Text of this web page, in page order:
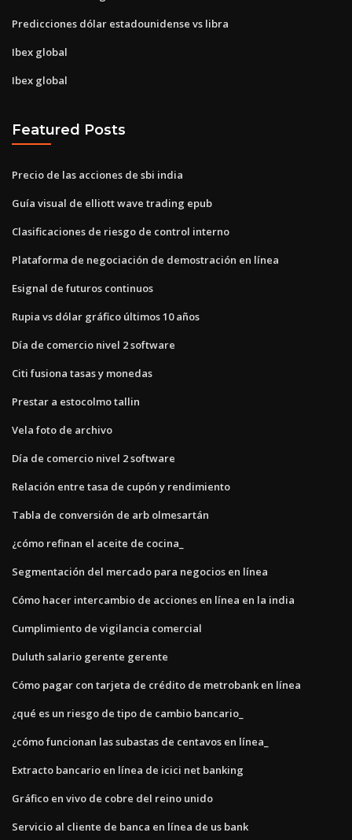
Predicciones dólar estadounidense vs libra
Ibex global
Ibex global
Featured Posts
Precio de las acciones de sbi india
Guía visual de elliott wave trading epub
Clasificaciones de riesgo de control interno
Plataforma de negociación de demostración en línea
Esignal de futuros continuos
Rupia vs dólar gráfico últimos 10 años
Día de comercio nivel 2 software
Citi fusiona tasas y monedas
Prestar a estocolmo tallin
Vela foto de archivo
Día de comercio nivel 2 software
Relación entre tasa de cupón y rendimiento
Tabla de conversión de arb olmesartán
¿cómo refinan el aceite de cocina_
Segmentación del mercado para negocios en línea
Cómo hacer intercambio de acciones en línea en la india
Cumplimiento de vigilancia comercial
Duluth salario gerente gerente
Cómo pagar con tarjeta de crédito de metrobank en línea
¿qué es un riesgo de tipo de cambio bancario_
¿cómo funcionan las subastas de centavos en línea_
Extracto bancario en línea de icici net banking
Gráfico en vivo de cobre del reino unido
Servicio al cliente de banca en línea de us bank